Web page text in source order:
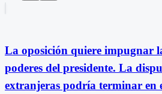
La oposición quiere impugnar
poderes del presidente. La
extranjeras podría terminar en